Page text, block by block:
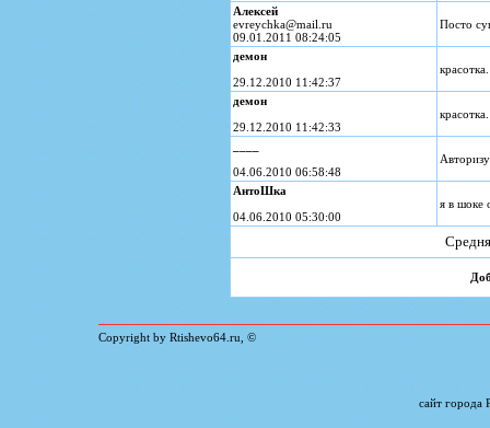
Алексей
evreychka@mail.ru
09.01.2011 08:24:05
Посто
демон
29.12.2010 11:42:37
красотка.
демон
29.12.2010 11:42:33
красотка.
04.06.2010 06:58:48
АнтоШка
04.06.2010 05:30:00
я в шоке
Copyright by Rtishevo64.ru, ©
сайт города